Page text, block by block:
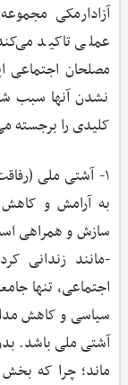
آزادارمکی
عملی تاکید
مصلحان اجتماعی
نشدن آنها سبب
کلیدی را برجسته
۱- آشتی ملی
به آرامش و
سازش و همراهی
-مانند زندانی
اجتماعی، تنها
سیاسی و کاهش
آشتی ملی باشد.
ماند؛ چرا که